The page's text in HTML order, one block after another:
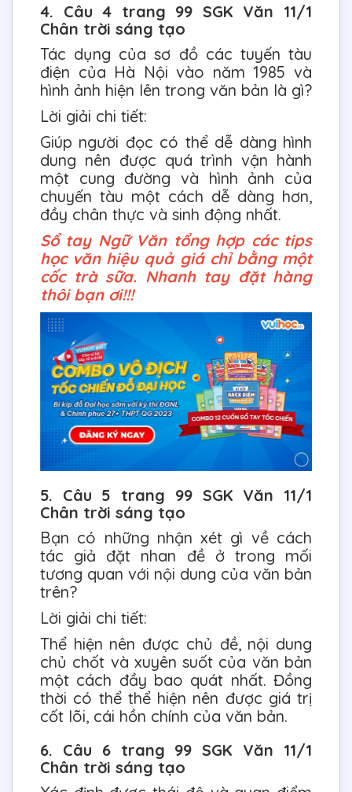
4. Câu 4 trang 99 SGK Văn 11/1
Chân trời sáng tạo
Tác dụng của sơ đồ các tuyến tàu
điện của Hà Nội vào năm 1985 và
hình ảnh hiện lên trong văn bản là gì?
Lời giải chi tiết:
Giúp người đọc có thể dễ dàng hình
dung nên được quá trình vận hành
một cung đường và hình ảnh của
chuyến tàu một cách dễ dàng hơn,
đầy chân thực và sinh động nhất.
Sổ tay Ngữ Văn tổng hợp các tips
học văn hiệu quả giá chỉ bằng một
cốc trà sữa. Nhanh tay đặt hàng
thôi bạn ơi!!!
5. Câu 5 trang 99 SGK Văn 11/1
Chân trời sáng tạo
Bạn có những nhận xét gì về cách
tác giả đặt nhan đề ở trong mối
tương quan với nội dung của văn bản
trên?
Lời giải chi tiết:
Thể hiện nên được chủ đề, nội dung
chủ chốt và xuyên suốt của văn bản
một cách đầy bao quát nhất. Đồng
thời có thể thể hiện nên được giá trị
cốt lõi, cái hồn chính của văn bản.
6. Câu 6 trang 99 SGK Văn 11/1
Chân trời sáng tạo